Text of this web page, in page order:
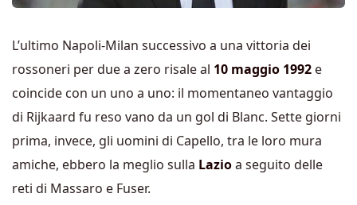
L’ultimo Napoli-Milan successivo a una vittoria dei
rossoneri per due a zero risale al 10 maggio 1992 e
coincide con un uno a uno: il momentaneo vantaggio
di Rijkaard fu reso vano da un gol di Blanc. Sette giorni
prima, invece, gli uomini di Capello, tra le loro mura
amiche, ebbero la meglio sulla Lazioa seguito delle
reti di Massaro e Fuser.